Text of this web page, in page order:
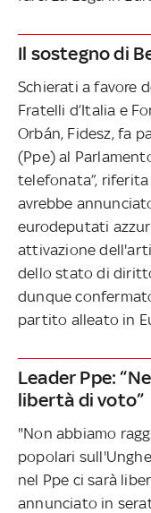
Il sostegno di
Schierati a favore
Fratelli d’Italia e
Orbán, Fidesz, fa
(Ppe) al
telefonata”,
avrebbe
eurodeputati
attivazione
dello stato di
dunque
partito alleato in
Leader Ppe:
libertà di voto”
"Non abbiamo
popolari
nel Ppe ci sarà
annunciato in